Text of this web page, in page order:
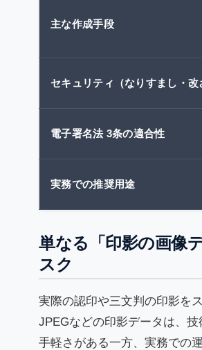
主な作成手段
セキュリティ（なりすまし・改
電子署名法 3条の適合性
実務での推奨用途
単なる「印影の画像
スク
実際の認印や三文判の印影を
JPEGなどの印影データは、
手軽さがある一方、実務での